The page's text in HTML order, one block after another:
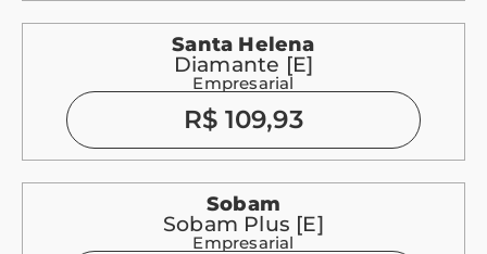
Santa Helena
Diamante [E]
Empresarial
R$ 109,93
Sobam
Sobam Plus [E]
Empresarial